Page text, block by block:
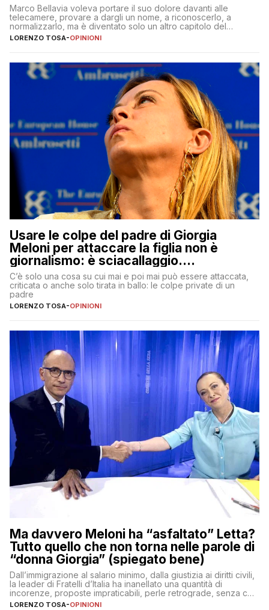
Marco Bellavia voleva portare il suo dolore davanti alle
telecamere, provare a dargli un nome, a riconoscerlo, a
normalizzarlo, ma è diventato solo un altro capitolo del
copione
LORENZO TOSA-OPINIONI
Usare le colpe del padre di Giorgia
Meloni per attaccare la figlia non è
giornalismo: è sciacallaggio.
Dimostriamo di essere diversi
C’è solo una cosa su cui mai e poi mai può essere attaccata,
criticata o anche solo tirata in ballo: le colpe private di un
padre
LORENZO TOSA-OPINIONI
Ma davvero Meloni ha “asfaltato” Letta?
Tutto quello che non torna nelle parole di
“donna Giorgia” (spiegato bene)
Dall’immigrazione al salario minimo, dalla giustizia ai diritti civili,
la leader di Fratelli d’Italia ha inanellato una quantità di
incorenze, proposte impraticabili, perle retrograde, senza che
nessuno – a destra come a sinistra – glielo abbia fatto notare
LORENZO TOSA-OPINIONI